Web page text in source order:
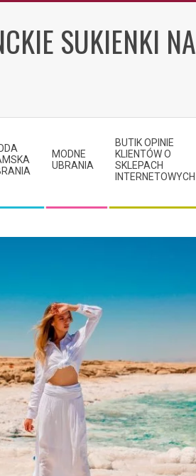
SUKIENKI NA
MODNE
UBRANIA
BUTIK OPINIE
KLIENTÓW O
SKLEPACH
INTERNETOWYCH